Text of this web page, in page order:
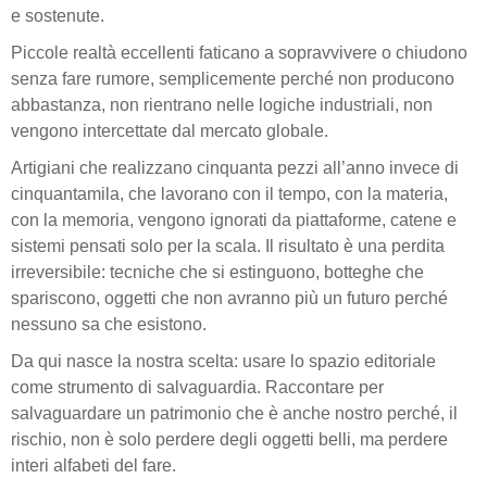
e sostenute.
Piccole realtà eccellenti faticano a sopravvivere o chiudono
senza fare rumore, semplicemente perché non producono
abbastanza, non rientrano nelle logiche industriali, non
vengono intercettate dal mercato globale.
Artigiani che realizzano cinquanta pezzi all’anno invece di
cinquantamila, che lavorano con il tempo, con la materia,
con la memoria, vengono ignorati da piattaforme, catene e
sistemi pensati solo per la scala. Il risultato è una perdita
irreversibile: tecniche che si estinguono, botteghe che
spariscono, oggetti che non avranno più un futuro perché
nessuno sa che esistono.
Da qui nasce la nostra scelta: usare lo spazio editoriale
come strumento di salvaguardia. Raccontare per
salvaguardare un patrimonio che è anche nostro perché, il
rischio, non è solo perdere degli oggetti belli, ma perdere
interi alfabeti del fare.